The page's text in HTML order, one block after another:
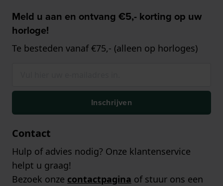
Meld u aan en ontvang €5,- korting op uw
horloge!
Te besteden vanaf €75,- (alleen op horloges)
Inschrijven
Contact
Hulp of advies nodig? Onze klantenservice
helpt u graag!
Bezoek onze contactpagina of stuur ons een